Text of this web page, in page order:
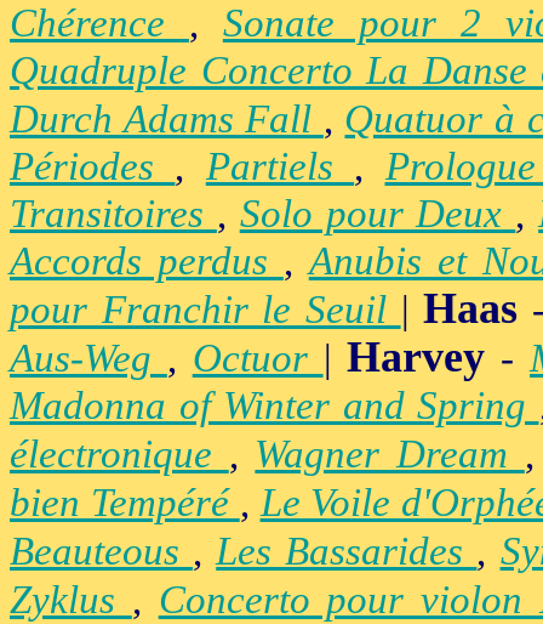
Chérence , Sonate pour 2
Quadruple Concerto La
Durch Adams Fall , Quatuor à
Périodes , Partiels ,
Transitoires , Solo pour Deux ,
Accords perdus ,Anubis et
pour Franchir le Seuil |Haas
Aus-Weg , Octuor |Harvey -
Madonna of Winter and Spring
électronique , Wagner Dream
bien Tempéré ,Le Voile
Beauteous ,Les Bassarides ,
Zyklus , Concerto pour